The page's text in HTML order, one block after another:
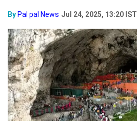
By Pal pal News Jul 24, 2025, 13:20 IST